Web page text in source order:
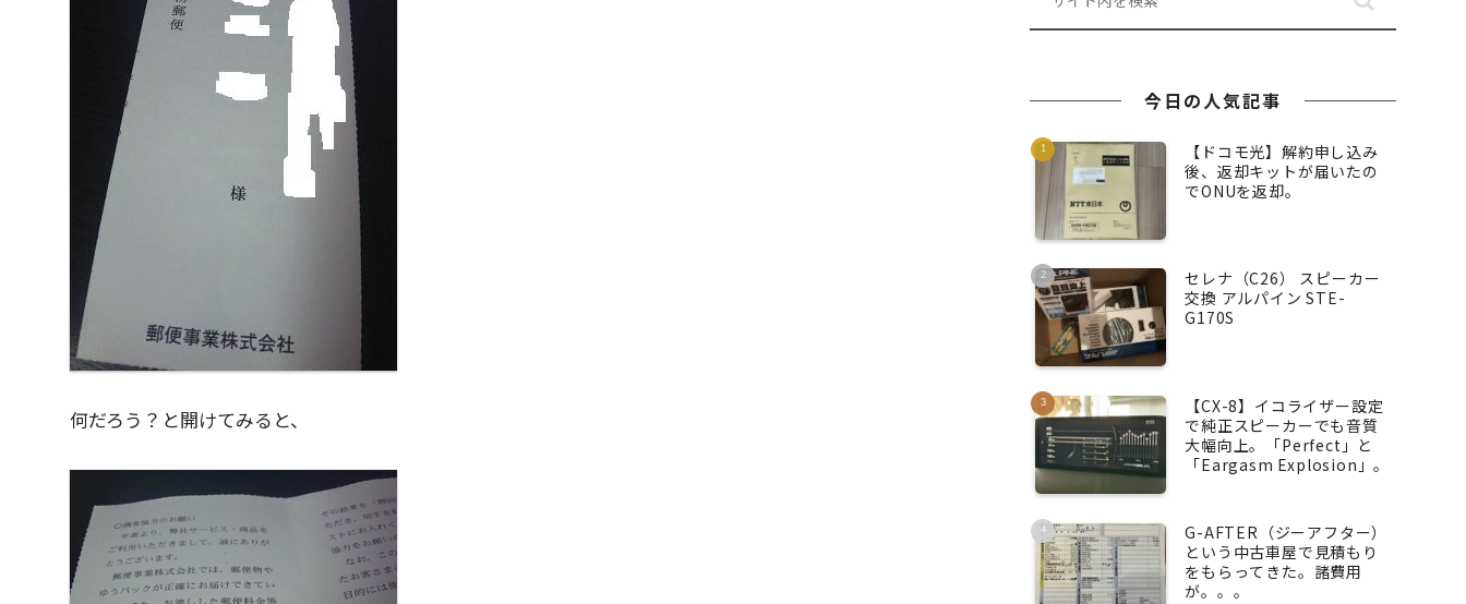
何だろう？と開けてみると、
今日の人気記事
【ドコモ光】解約申し込み
後、返却キットが届いたの
でONUを返却。
セレナ（C26） スピーカー
交換 アルパイン STE-
G170S
【CX-8】イコライザー設定
で純正スピーカーでも音質
大幅向上。「Perfect」と
「Eargasm Explosion」。
G-AFTER（ジーアフター）
という中古車屋で見積もり
をもらってきた。諸費用
が。。。